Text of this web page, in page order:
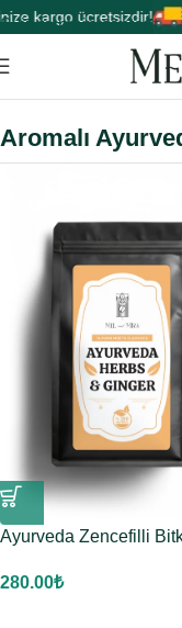
Skip to main content
kargo ücretsizdir!
Aromalı
Ayurveda Zencefilli
280.00₺